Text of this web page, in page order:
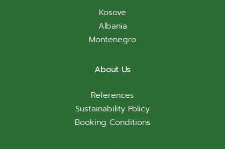
Kosove
Albania
Montenegro
About Us
References
Sustainability Policy
Booking Conditions